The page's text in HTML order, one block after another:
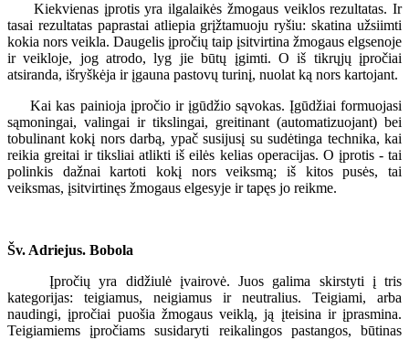
Kiekvienas įprotis yra ilgalaikės žmogaus veiklos rezultatas. Ir
tasai rezultatas paprastai atliepia grįžtamuoju ryšiu: skatina užsiimti
kokia nors veikla. Daugelis įpročių taip įsitvirtina žmogaus elgsenoje
ir veikloje, jog atrodo, lyg jie būtų įgimti. O iš tikrųjų įpročiai
atsiranda, išryškėja ir įgauna pastovų turinį, nuolat ką nors kartojant.
Kai kas painioja įpročio ir įgūdžio sąvokas. Įgūdžiai formuojasi
sąmoningai, valingai ir tikslingai, greitinant (automatizuojant) bei
tobulinant kokį nors darbą, ypač susijusį su sudėtinga technika, kai
reikia greitai ir tiksliai atlikti iš eilės kelias operacijas. O įprotis - tai
polinkis dažnai kartoti kokį nors veiksmą; iš kitos pusės, tai
veiksmas, įsitvirtinęs žmogaus elgesyje ir tapęs jo reikme.
Šv. Adriejus. Bobola
Įpročių yra didžiulė įvairovė. Juos galima skirstyti į tris
kategorijas: teigiamus, neigiamus ir neutralius. Teigiami, arba
naudingi, įpročiai puošia žmogaus veiklą, ją įteisina ir įprasmina.
Teigiamiems įpročiams susidaryti reikalingos pastangos, būtinas